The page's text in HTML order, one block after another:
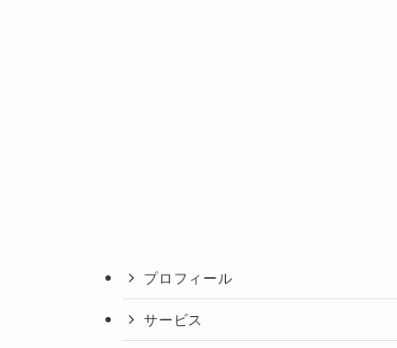
プロフィール
サービス